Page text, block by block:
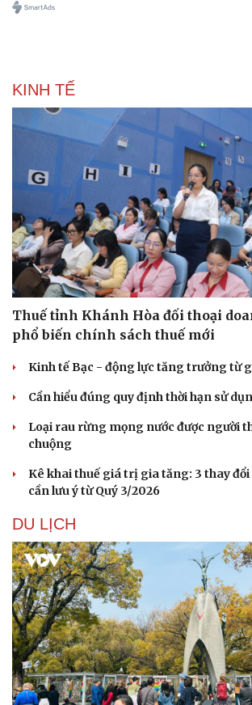
Pháp luật
Thể thao
Bóng đá
Lịch thi đấu bóng đá
Ô tô - Xe
Ô tô
Xe máy
KINH TẾ
Thuế tỉnh Khánh Hòa đối thoại
phổ biến chính sách thuế mới
Kinh tế Bạc - động lực tăng trưởng từ
Cần hiểu đúng quy định thời hạn sử
Loại rau rừng mọng nước được người
chuộng
Kê khai thuế giá trị gia tăng: 3 thay
cần lưu ý từ Quý 3/2026
DU LỊCH